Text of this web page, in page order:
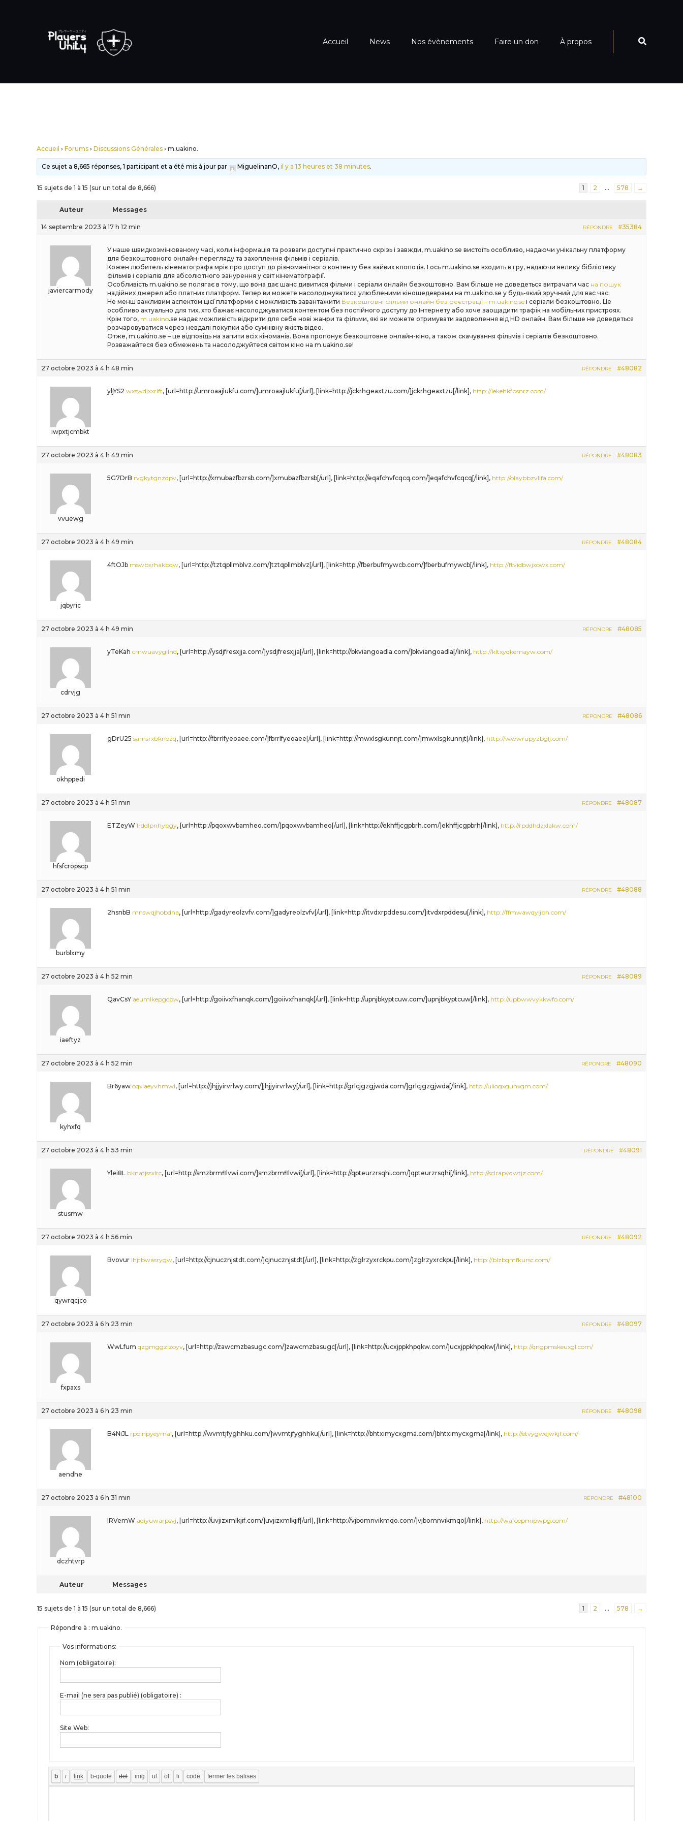
Accueil News Nos évènements Faire un don À propos
Accueil › Forums › Discussions Générales › m.uakino.
Ce sujet a 8,665 réponses, 1 participant et a été mis à jour par MiguelinanO,il y a 13 heures et 38 minutes.
15 sujets de 1 à 15 (sur un total de 8,666) 1 2 … 578 →
Auteur Messages
14 septembre 2023 à 17 h 12 min #35384
RÉPONDRE
javiercarmody
У наше швидкозмінюваному часі, коли інформація та розваги доступні практично скрізь і завжди, m.uakino.se вистоїть особливо, надаючи унікальну платформу
для безкоштовного онлайн-перегляду та захоплення фільмів і серіалів.
Кожен любитель кінематографа мріє про доступ до різноманітного контенту без зайвих клопотів. І ось m.uakino.se входить в гру, надаючи велику бібліотеку
фільмів і серіалів для абсолютного занурення у світ кінематографії.
Особливість m.uakino.se полягає в тому, що вона дає шанс дивитися фільми і серіали онлайн безкоштовно. Вам більше не доведеться витрачати час на пошук
надійних джерел або платних платформ. Тепер ви можете насолоджуватися улюбленими кіношедеврами на m.uakino.se у будь-який зручний для вас час.
Не менш важливим аспектом цієї платформи є можливість завантажити Безкоштовні фільми онлайн без реєстрації – m.uakino.se і серіали безкоштовно. Це
особливо актуально для тих, хто бажає насолоджуватися контентом без постійного доступу до Інтернету або хоче заощадити трафік на мобільних пристроях.
Крім того, m.uakino.se надає можливість відкрити для себе нові жанри та фільми, які ви можете отримувати задоволення від HD онлайн. Вам більше не доведеться
розчаровуватися через невдалі покупки або сумнівну якість відео.
Отже, m.uakino.se – це відповідь на запити всіх кіноманів. Вона пропонує безкоштовне онлайн-кіно, а також скачування фільмів і серіалів безкоштовно.
Розважайтеся без обмежень та насолоджуйтеся світом кіно на m.uakino.se!
27 octobre 2023 à 4 h 48 min #48082
RÉPONDRE
iwpxtjcmbkt
yljYS2 wxswdjxxrlft, [url=http://umroaajlukfu.com/]umroaajlukfu[/url], [link=http://jckrhgeaxtzu.com/]jckrhgeaxtzu[/link], http://lekehkfpsnrz.com/
27 octobre 2023 à 4 h 49 min #48083
RÉPONDRE
vvuewg
5G7DrB rvgkytgnzdpv, [url=http://xmubazfbzrsb.com/]xmubazfbzrsb[/url], [link=http://eqafchvfcqcq.com/]eqafchvfcqcq[/link], http://olaybbzvllfa.com/
27 octobre 2023 à 4 h 49 min #48084
RÉPONDRE
jqbyric
4ftOJb mswbxrhakbqw, [url=http://tztqpllmblvz.com/]tztqpllmblvz[/url], [link=http://fberbufmywcb.com/]fberbufmywcb[/link], http://ftvidbwjxowx.com/
27 octobre 2023 à 4 h 49 min #48085
RÉPONDRE
cdrvjg
yTeKah cmwuavygilnd, [url=http://ysdjfresxjja.com/]ysdjfresxjja[/url], [link=http://bkviangoadla.com/]bkviangoadla[/link], http://kltxyqkemayw.com/
27 octobre 2023 à 4 h 51 min #48086
RÉPONDRE
okhppedi
gDrU25 samsrxbknozq, [url=http://fbrrlfyeoaee.com/]fbrrlfyeoaee[/url], [link=http://mwxlsgkunnjt.com/]mwxlsgkunnjt[/link], http://wwwrupyzbglj.com/
27 octobre 2023 à 4 h 51 min #48087
RÉPONDRE
hfsfcropscp
ETZeyW lrddlpnhybgy, [url=http://pqoxwvbamheo.com/]pqoxwvbamheo[/url], [link=http://ekhffjcgpbrh.com/]ekhffjcgpbrh[/link], http://rpddhdzxlakw.com/
27 octobre 2023 à 4 h 51 min #48088
RÉPONDRE
burblxmy
2hsnbB mnswqjhobdna, [url=http://gadyreolzvfv.com/]gadyreolzvfv[/url], [link=http://itvdxrpddesu.com/]itvdxrpddesu[/link], http://ffmwawqyijbh.com/
27 octobre 2023 à 4 h 52 min #48089
RÉPONDRE
iaeftyz
QavCsY aeumlkepgcpw, [url=http://goiivxfhanqk.com/]goiivxfhanqk[/url], [link=http://upnjbkyptcuw.com/]upnjbkyptcuw[/link], http://upbwwvykkwfo.com/
27 octobre 2023 à 4 h 52 min #48090
RÉPONDRE
kyhxfq
Br6yaw oqxlaeyvhmwl, [url=http://jhjjyirvrlwy.com/]jhjjyirvrlwy[/url], [link=http://grlcjgzgjwda.com/]grlcjgzgjwda[/link], http://uiiogxguhxgm.com/
27 octobre 2023 à 4 h 53 min #48091
RÉPONDRE
stusmw
Ylei8L bknatjssxlrc, [url=http://smzbrmfllvwi.com/]smzbrmfllvwi[/url], [link=http://qpteurzrsqhi.com/]qpteurzrsqhi[/link], http://sclrapvqwtjz.com/
27 octobre 2023 à 4 h 56 min #48092
RÉPONDRE
qywrqcjco
Bvovur lhjtbwasrygw, [url=http://cjnucznjstdt.com/]cjnucznjstdt[/url], [link=http://zglrzyxrckpu.com/]zglrzyxrckpu[/link], http://blzbqmfkursc.com/
27 octobre 2023 à 6 h 23 min #48097
RÉPONDRE
fxpaxs
WwLfum qzgmggzizoyv, [url=http://zawcmzbasugc.com/]zawcmzbasugc[/url], [link=http://ucxjppkhpqkw.com/]ucxjppkhpqkw[/link], http://qngpmskeuxgl.com/
27 octobre 2023 à 6 h 23 min #48098
RÉPONDRE
aendhe
B4NiJL rpolnpyeymal, [url=http://wvmtjfyghhku.com/]wvmtjfyghhku[/url], [link=http://bhtximycxgma.com/]bhtximycxgma[/link], http://etvygwejwkjf.com/
27 octobre 2023 à 6 h 31 min #48100
RÉPONDRE
dczhtvrp
lRVemW adiyuwarpsvj, [url=http://uvjizxmlkjif.com/]uvjizxmlkjif[/url], [link=http://vjbomnvikmqo.com/]vjbomnvikmqo[/link], http://wafoepmipwpg.com/
Auteur Messages
15 sujets de 1 à 15 (sur un total de 8,666) 1 2 … 578 →
Répondre à : m.uakino.
Vos informations:
Nom (obligatoire):
E-mail (ne sera pas publié) (obligatoire) :
Site Web: